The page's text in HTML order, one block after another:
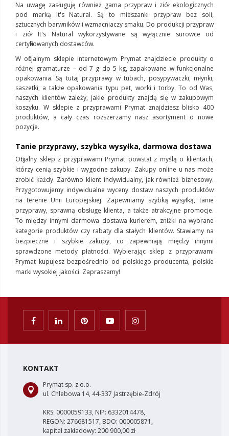
Na uwagę zasługuję również gama przypraw i ziół ekologicznych
pod marką It's Natural. Są to mieszanki przypraw bez soli,
sztucznych barwników i wzmacniaczy smaku. Do produkcji przypraw
i ziół It's Natural wykorzystywane są wyłącznie surowce od
certyfikowanych dostawców.
W oficjalnym sklepie internetowym Prymat znajdziecie produkty o
różnej gramaturze – od 7 g do 5 kg, zapakowane w funkcjonalne
opakowania. Są tutaj przyprawy w tubach, posypywaczki, młynki,
saszetki, a także opakowania typu pet, worki i torby. To od Was,
naszych klientów zależy, jakie produkty znajdą się w zakupowym
koszyku. W sklepie z przyprawami Prymat znajdziesz blisko 400
produktów, a cały czas rozszerzamy nasz asortyment o nowe
pozycje.
Tanie przyprawy, szybka wysyłka, darmowa dostawa
Oficjalny sklep z przyprawami Prymat powstał z myślą o klientach,
którzy cenią szybkie i wygodne zakupy. Zakupy online u nas może
zrobić każdy. Zarówno klient indywidualny, jak również biznesowy.
Przygotowujemy indywidualne wyceny dostaw naszych produktów
na terenie Unii Europejskiej. Zapewniamy szybką wysyłką, tanie
przyprawy, sprawną obsługę klienta, a także atrakcyjne promocje.
To między innymi darmowa dostawa kurierem, zniżki na wybrane
kategorie produktów czy rabaty dla stałych klientów. Stawiamy na
bezpieczne i szybkie zakupy, co zapewniają między innymi
sprawdzone metody płatności. Wybierając sklep z przyprawami
Prymat kupujesz bezpośrednio od polskiego producenta, polskie
marki wysokiej jakości. Zapraszamy!
KONTAKT
Prymat sp. z o.o.
ul. Chlebowa 14, 44-337 Jastrzębie-Zdrój
KRS: 0000059133, NIP: 6332014478,
REGON: 276681517, BDO: 000005871,
kapitał zakładowy: 200 900,00 zł